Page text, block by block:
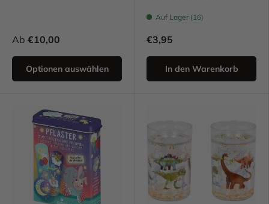
Ab €10,00
Optionen auswählen
Auf Lager (16)
€3,95
In den Warenkorb